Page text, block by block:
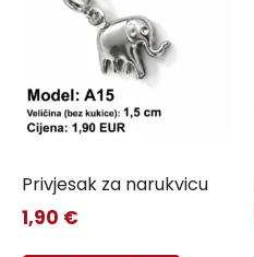
Privjesak za narukvicu
1,90 €